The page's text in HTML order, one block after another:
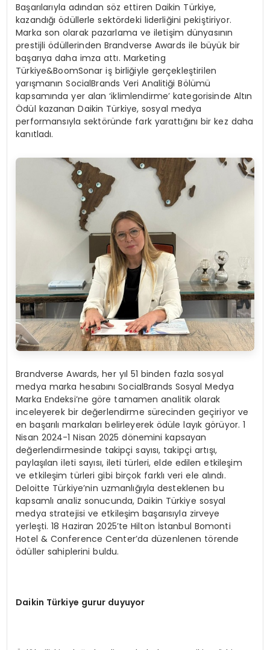
Başarılarıyla adından söz ettiren Daikin Türkiye,
kazandığı ödüllerle sektördeki liderliğini pekiştiriyor.
Marka son olarak pazarlama ve iletişim dünyasının
prestijli ödüllerinden Brandverse Awards ile büyük bir
başarıya daha imza attı. Marketing
Türkiye&BoomSonar iş birliğiyle gerçekleştirilen
yarışmanın SocialBrands Veri Analitiği Bölümü
kapsamında yer alan ‘iklimlendirme’ kategorisinde Altın
Ödül kazanan Daikin Türkiye, sosyal medya
performansıyla sektöründe fark yarattığını bir kez daha
kanıtladı.
Brandverse Awards, her yıl 51 binden fazla sosyal
medya marka hesabını SocialBrands Sosyal Medya
Marka Endeksi’ne göre tamamen analitik olarak
inceleyerek bir değerlendirme sürecinden geçiriyor ve
en başarılı markaları belirleyerek ödüle layık görüyor. 1
Nisan 2024-1 Nisan 2025 dönemini kapsayan
değerlendirmesinde takipçi sayısı, takipçi artışı,
paylaşılan ileti sayısı, ileti türleri, elde edilen etkileşim
ve etkileşim türleri gibi birçok farklı veri ele alındı.
Deloitte Türkiye’nin uzmanlığıyla desteklenen bu
kapsamlı analiz sonucunda, Daikin Türkiye sosyal
medya stratejisi ve etkileşim başarısıyla zirveye
yerleşti. 18 Haziran 2025’te Hilton İstanbul Bomonti
Hotel & Conference Center’da düzenlenen törende
ödüller sahiplerini buldu.
Daikin Türkiye gurur duyuyor